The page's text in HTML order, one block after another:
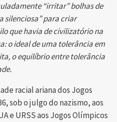
“irritar” bolhas de
silenciosa” para criar
que havia de civilizatório na
o ideal de uma tolerância em
o equilíbrio entre tolerância
racial ariana dos Jogos
sob o julgo do nazismo, aos
e URSS aos Jogos Olímpicos